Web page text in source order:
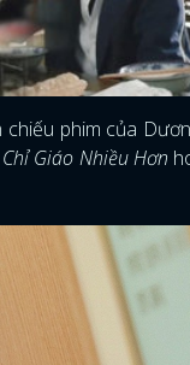
phim của
Giáo Nhiều Hơn